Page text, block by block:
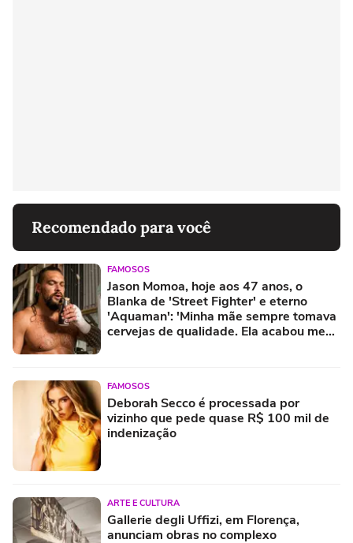
Recomendado para você
FAMOSOS
Jason Momoa, hoje aos 47 anos, o
Blanka de 'Street Fighter' e eterno
'Aquaman': 'Minha mãe sempre tomava
cervejas de qualidade. Ela acabou me
FAMOSOS
Deborah Secco é processada por
vizinho que pede quase R$ 100 mil de
indenização
ARTE E CULTURA
Gallerie degli Uffizi, em Florença,
anunciam obras no complexo